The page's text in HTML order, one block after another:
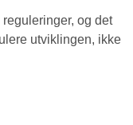
og det
utviklingen, ikke